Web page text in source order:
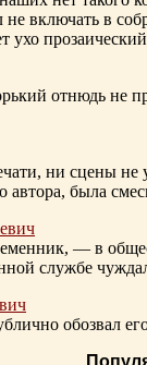
не включать в
ухо
отнюдь не
ни сцены
автора, была
— в
службе
обозвал